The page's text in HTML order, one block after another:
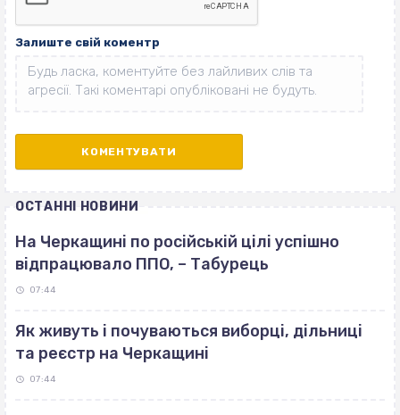
Залиште свій коментр
ОСТАННІ НОВИНИ
На Черкащині по російській цілі успішно
відпрацювало ППО, – Табурець
07:44
Як живуть і почуваються виборці, дільниці
та реєстр на Черкащині
07:44